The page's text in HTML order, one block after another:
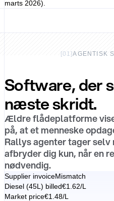
marts 2026).
[01]AGENTISK
Software, der
næste skridt.
Ældre flådeplatforme
på, at et menneske
Rallys agenter tager
afbryder dig kun, når en
nødvendig.
Supplier invoiceMismatch
Diesel (45L) billed€1.62/L
Market price€1.48/L